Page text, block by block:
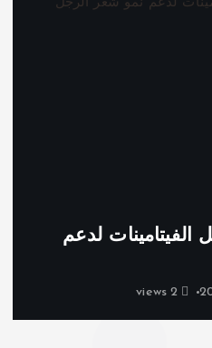
لدعم
2 views